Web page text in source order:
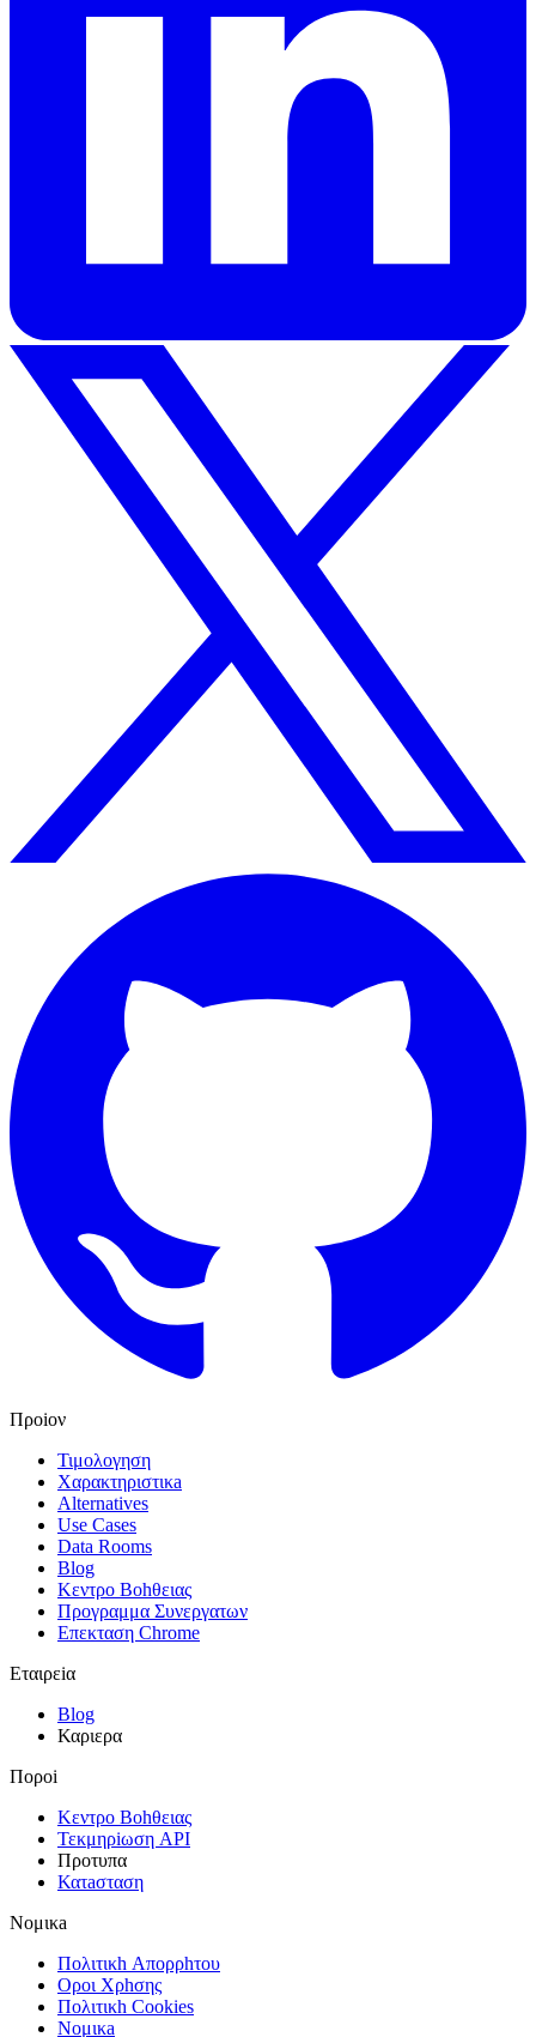
Προiον
Τιμολογηση
Χαρακτηριστικa
Alternatives
Use Cases
Data Rooms
Blog
Κεντρο Βοhθειας
Προγραμμα Συνεργατων
Επεκταση Chrome
Εταιρεiα
Blog
Καριερα
Πορoi
Κεντρο Βοhθειας
Τεκμηρiωση API
Πρoτυπα
Κατaσταση
Νομικa
Πολιτικh Απορρhτου
Οροι Χρhσης
Πολιτικh Cookies
Νομικa